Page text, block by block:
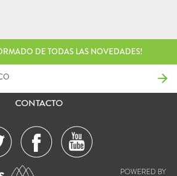
DE TODAS LAS NOVEDADES!
CONTACTO
POWERED BY